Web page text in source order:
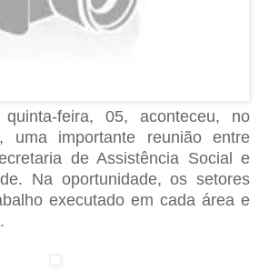
feira, 05, aconteceu, no
uma importante reunião entre
de Assistência Social e
Na oportunidade, os setores
executado em cada área e